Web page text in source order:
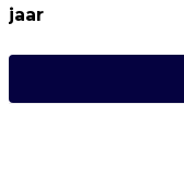
jaar